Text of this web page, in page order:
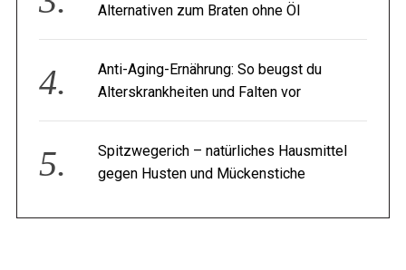
Alternativen zum Braten ohne Öl
Anti-Aging-Ernährung: So beugst du
Alterskrankheiten und Falten vor
Spitzwegerich – natürliches Hausmittel
gegen Husten und Mückenstiche